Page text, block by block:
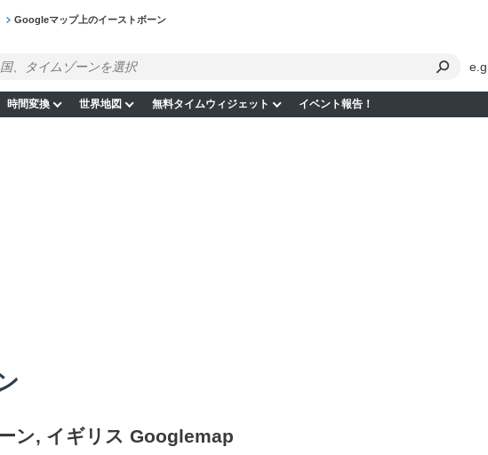
Googleマップ上のイーストボーン
e.g.
時間変換 世界地図 無料タイムウィジェット イベント報告！
ン, イギリス Googlemap